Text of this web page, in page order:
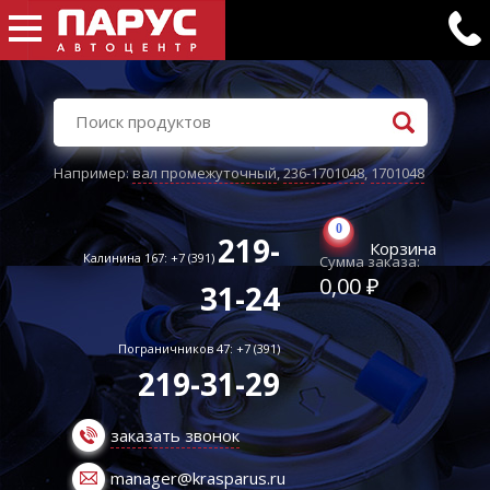
Например:вал промежуточный,236-1701048,1701048
Калинина 167: +7 (391) 219-
31-24
Пограничников 47: +7 (391)
219-31-29
заказать звонок
manager@krasparus.ru
0
Корзина
Сумма заказа:
0,00 ₽